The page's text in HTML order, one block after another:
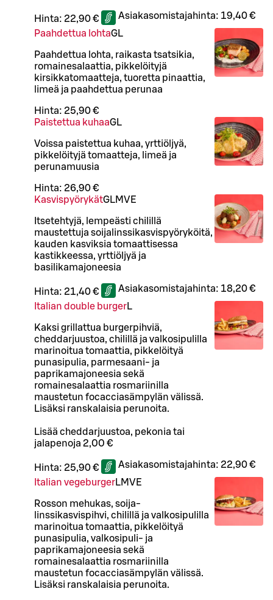
Hinta: 22,90 € Asiakasomistajahinta: 19,40 €
Paahdettua lohtaGL
Paahdettua lohta, raikasta tsatsikia,
romainesalaattia, pikkelöityjä
kirsikkatomaatteja, tuoretta pinaattia,
limeä ja paahdettua perunaa
Hinta: 25,90 €
Paistettua kuhaaGL
Voissa paistettua kuhaa, yrttiöljyä,
pikkelöityjä tomaatteja, limeä ja
perunamuusia
Hinta: 26,90 €
KasvispyörykätGLMVE
Itsetehtyjä, lempeästi chilillä
maustettuja soijalinssikasvispyöryköitä,
kauden kasviksia tomaattisessa
kastikkeessa, yrttiöljyä ja
basilikamajoneesia
Hinta: 21,40 € Asiakasomistajahinta: 18,20 €
Italian double burgerL
Kaksi grillattua burgerpihviä,
cheddarjuustoa, chilillä ja valkosipulilla
marinoitua tomaattia, pikkelöityä
punasipulia, parmesaani- ja
paprikamajoneesia sekä
romainesalaattia rosmariinilla
maustetun focacciasämpylän välissä.
Lisäksi ranskalaisia perunoita.
Lisää cheddarjuustoa, pekonia tai
jalapenoja 2,00 €
Hinta: 25,90 € Asiakasomistajahinta: 22,90 €
Italian vegeburgerLMVE
Rosson mehukas, soija-
linssikasvispihvi, chilillä ja valkosipulilla
marinoitua tomaattia, pikkelöityä
punasipulia, valkosipuli- ja
paprikamajoneesia sekä
romainesalaattia rosmariinilla
maustetun focacciasämpylän välissä.
Lisäksi ranskalaisia perunoita.